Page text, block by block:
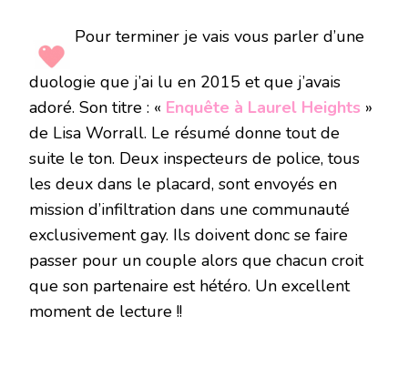
Pour terminer je vais vous parler d’une
duologie que j’ai lu en 2015 et que j’avais
adoré. Son titre : « Enquête à Laurel Heights »
de Lisa Worrall. Le résumé donne tout de
suite le ton. Deux inspecteurs de police, tous
les deux dans le placard, sont envoyés en
mission d’infiltration dans une communauté
exclusivement gay. Ils doivent donc se faire
passer pour un couple alors que chacun croit
que son partenaire est hétéro. Un excellent
moment de lecture !!